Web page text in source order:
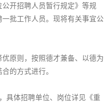
开招聘人员暂行规定》等规
批工作人员。现将有关事宜公
原则，按照德才兼备、以德为
的方式进行。
具体招聘单位、岗位详见《重